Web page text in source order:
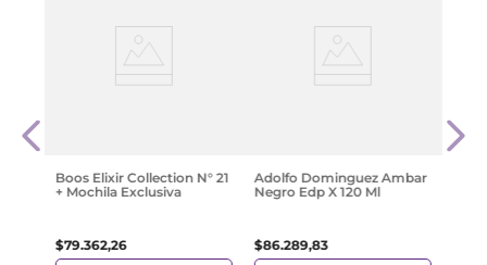
Boos Elixir Collection N° 21
+ Mochila Exclusiva
$79.362,26
Adolfo Dominguez Ambar
Negro Edp X 120 Ml
$86.289,83